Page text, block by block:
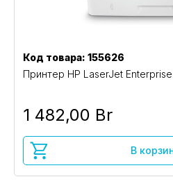
Код товара: 155626
Принтер HP LaserJet
1 482,00 Br
В